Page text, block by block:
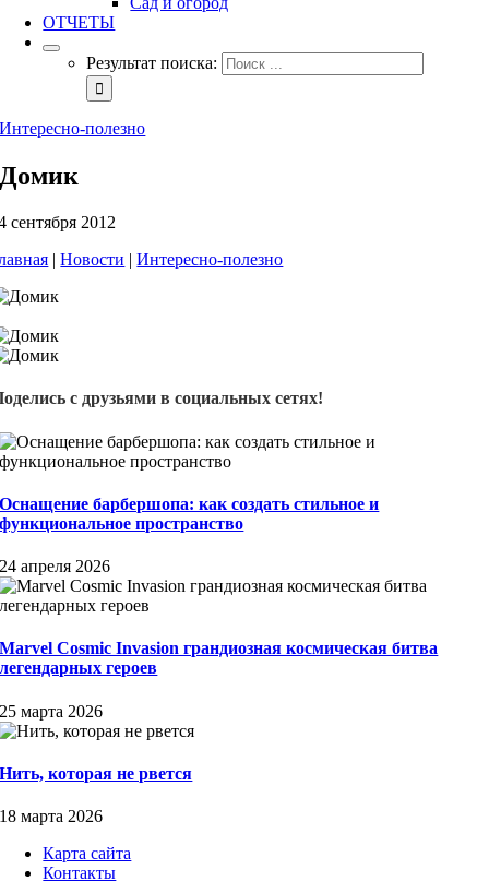
ОТЧЕТЫ
Результат поиска:
Интересно-полезно
Домик
сентября 2012
|Новости |Интересно-полезно
с друзьями в социальных сетях!
Оснащение барбершопа: как создать стильное и
функциональное пространство
24 апреля 2026
Marvel Cosmic Invasion грандиозная космическая битва
легендарных героев
25 марта 2026
Нить, которая не рвется
18 марта 2026
Карта сайта
Контакты